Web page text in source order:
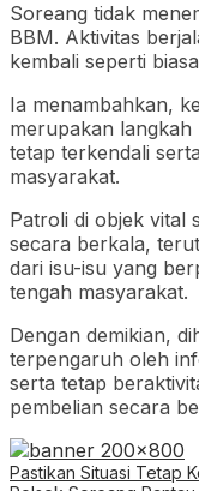
Soreang tidak
BBM. Aktivitas
kembali seperti
Ia menambahkan,
merupakan
tetap terkendali
masyarakat.
Patroli di objek vital
secara berkala,
dari isu-isu yang
tengah masyarakat.
Dengan demikian,
terpengaruh oleh
serta tetap
pembelian secara
Pastikan Situasi Tetap